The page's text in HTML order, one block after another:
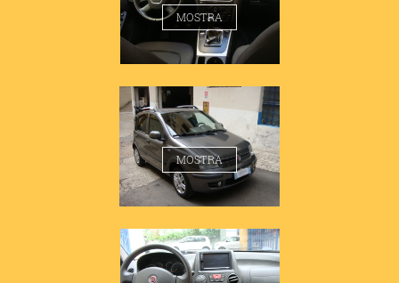
MOSTRA
FIAT PANDA 1.2 EMOTION
MOSTRA
FIAT PANDA 1.2 EMOTION